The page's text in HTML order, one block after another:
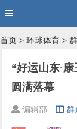
首页 > 环球体育 >
“好运山东·
圆满落幕
编辑部 群